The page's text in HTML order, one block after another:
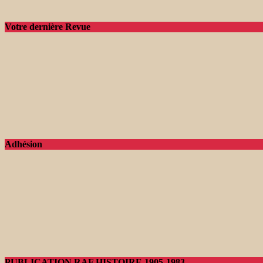
Votre dernière Revue
Adhésion